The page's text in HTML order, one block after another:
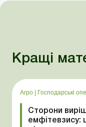
Кращі
Агро Господарські
Сторони
емфітевзису: